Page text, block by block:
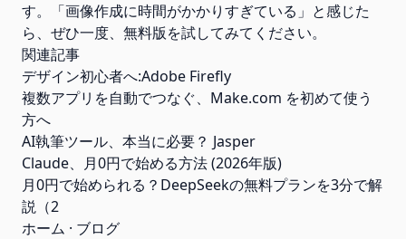
す。「画像作成に時間がかかりすぎている」と感じた
ら、ぜひ一度、無料版を試してみてください。
関連記事
デザイン初心者へ:Adobe Firefly
複数アプリを自動でつなぐ、Make.com を初めて使う
方へ
AI執筆ツール、本当に必要？ Jasper
Claude、月0円で始める方法 (2026年版)
月0円で始められる？DeepSeekの無料プランを3分で解
説（2
ホーム · ブログ